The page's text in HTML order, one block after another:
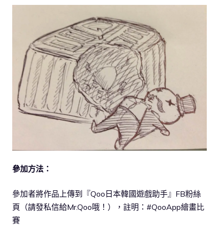
參加方法：
參加者將作品上傳到『Qoo日本韓國遊戲助手』FB粉絲
頁（請發私信給Mr.Qoo哦！），註明：#QooApp繪畫比
賽